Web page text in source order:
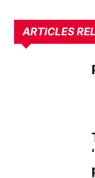
ARTICLES